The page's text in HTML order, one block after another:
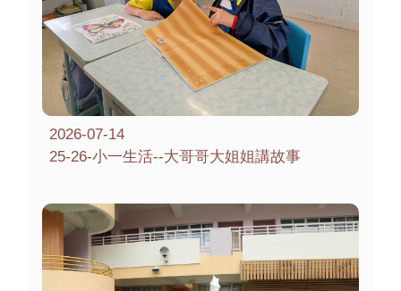
2026-07-14
25-26-小一生活--大哥哥大姐姐講故事